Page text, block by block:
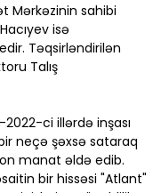
Mərkəzinin sahibi
isə
Təqsirləndirilən
Talış
ci illərdə inşası
neçə şəxsə sataraq
manat əldə edib.
bir hissəsi "Atlant"